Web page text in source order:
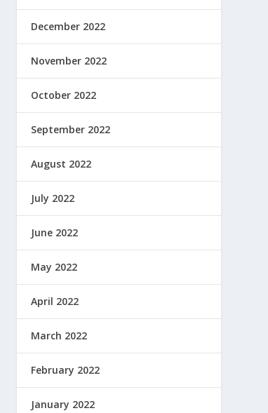
December 2022
November 2022
October 2022
September 2022
August 2022
July 2022
June 2022
May 2022
April 2022
March 2022
February 2022
January 2022